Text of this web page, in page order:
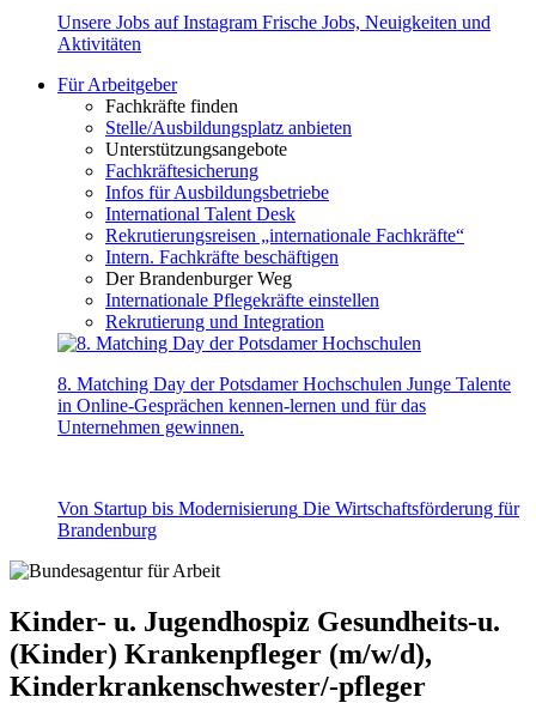
Unsere Jobs auf Instagram Frische Jobs, Neuigkeiten und
Aktivitäten
Für Arbeitgeber
Fachkräfte finden
Stelle/Ausbildungsplatz anbieten
Unterstützungsangebote
Fachkräftesicherung
Infos für Ausbildungsbetriebe
International Talent Desk
Rekrutierungsreisen „internationale Fachkräfte“
Intern. Fachkräfte beschäftigen
Der Brandenburger Weg
Internationale Pflegekräfte einstellen
Rekrutierung und Integration
8. Matching Day der Potsdamer Hochschulen Junge Talente
in Online-Gesprächen kennen-lernen und für das
Unternehmen gewinnen.
Von Startup bis Modernisierung Die Wirtschaftsförderung für
Brandenburg
Kinder- u. Jugendhospiz Gesundheits-u.
(Kinder) Krankenpfleger (m/w/d),
Kinderkrankenschwester/-pfleger